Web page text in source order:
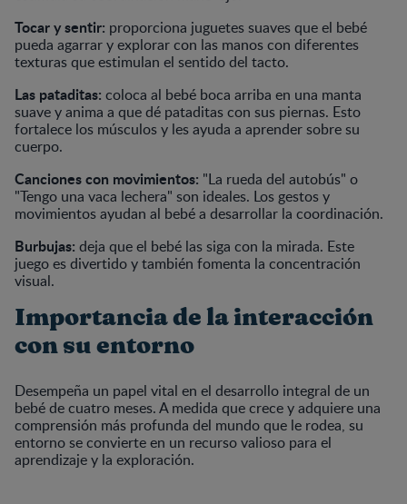
Tocar y sentir: proporciona juguetes suaves que el bebé
pueda agarrar y explorar con las manos con diferentes
texturas que estimulan el sentido del tacto.
Las pataditas: coloca al bebé boca arriba en una manta
suave y anima a que dé pataditas con sus piernas. Esto
fortalece los músculos y les ayuda a aprender sobre su
cuerpo.
Canciones con movimientos: "La rueda del autobús" o
"Tengo una vaca lechera" son ideales. Los gestos y
movimientos ayudan al bebé a desarrollar la coordinación.
Burbujas: deja que el bebé las siga con la mirada. Este
juego es divertido y también fomenta la concentración
visual.
Importancia de la interacción
con su entorno
Desempeña un papel vital en el desarrollo integral de un
bebé de cuatro meses. A medida que crece y adquiere una
comprensión más profunda del mundo que le rodea, su
entorno se convierte en un recurso valioso para el
aprendizaje y la exploración.